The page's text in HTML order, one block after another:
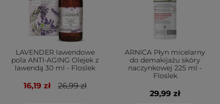
LAVENDER lawendowe
pola ANTI-AGING Olejek z
lawendą 30 ml - Floslek
16,19 zł 26,99 zł
ARNICA Płyn micelarny
do demakijażu skóry
naczynkowej 225 ml -
Floslek
29,99 zł